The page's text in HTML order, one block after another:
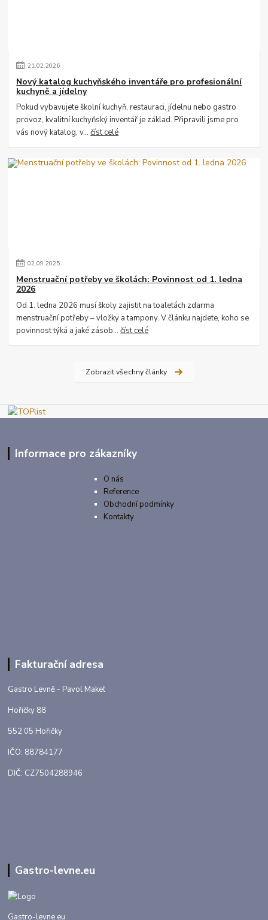
21.02.2026
Nový katalog kuchyňského inventáře pro profesionální
kuchyně a jídelny
Pokud vybavujete školní kuchyň, restauraci, jídelnu nebo gastro
provoz, kvalitní kuchyňský inventář je základ. Připravili jsme pro
vás nový katalog, v...číst celé
02.09.2025
Menstruační potřeby ve školách: Povinnost od 1. ledna
2026
Od 1. ledna 2026 musí školy zajistit na toaletách zdarma
menstruační potřeby – vložky a tampony. V článku najdete, koho se
povinnost týká a jaké zásob...číst celé
Zobrazit všechny články
Informace pro zákazníky
O nás
Reference
Obchodní podmínky
Kontakty
Fakturační adresa
Gastro Levně - Pavol Makeľ
Hořičky 88
552 05 Hořičky
IČO: 88784177
DIČ: CZ7504288946
Gastro-levne.eu
Gastro-levne.eu